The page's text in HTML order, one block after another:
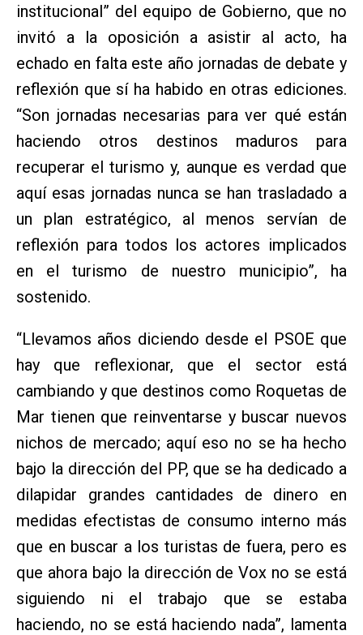
institucional” del equipo de Gobierno, que no
invitó a la oposición a asistir al acto, ha
echado en falta este año jornadas de debate y
reflexión que sí ha habido en otras ediciones.
“Son jornadas necesarias para ver qué están
haciendo otros destinos maduros para
recuperar el turismo y, aunque es verdad que
aquí esas jornadas nunca se han trasladado a
un plan estratégico, al menos servían de
reflexión para todos los actores implicados
en el turismo de nuestro municipio”, ha
sostenido.
“Llevamos años diciendo desde el PSOE que
hay que reflexionar, que el sector está
cambiando y que destinos como Roquetas de
Mar tienen que reinventarse y buscar nuevos
nichos de mercado; aquí eso no se ha hecho
bajo la dirección del PP, que se ha dedicado a
dilapidar grandes cantidades de dinero en
medidas efectistas de consumo interno más
que en buscar a los turistas de fuera, pero es
que ahora bajo la dirección de Vox no se está
siguiendo ni el trabajo que se estaba
haciendo, no se está haciendo nada”, lamenta